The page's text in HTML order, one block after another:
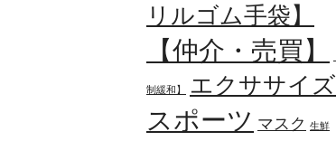
リルゴム手袋】
【仲介・売買】
制緩和】 エクササイズ
スポーツ マスク 生鮮